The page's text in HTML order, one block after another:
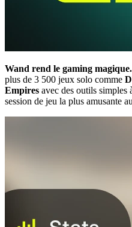
Wand rend le gaming magique.
plus de 3 500 jeux solo comme
Empires avec des outils
session de jeu la plus amusante